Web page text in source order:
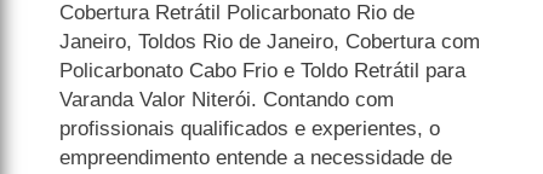
Cobertura Retrátil Policarbonato Rio de
Janeiro, Toldos Rio de Janeiro, Cobertura com
Policarbonato Cabo Frio e Toldo Retrátil para
Varanda Valor Niterói. Contando com
profissionais qualificados e experientes, o
empreendimento entende a necessidade de